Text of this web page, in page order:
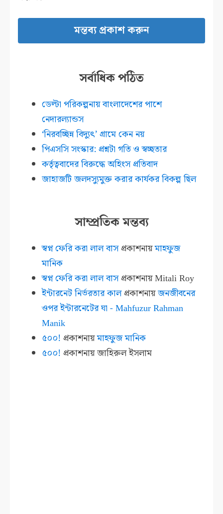
সর্বাধিক পঠিত
ডেল্টা পরিকল্পনায় বাংলাদেশের পাশে
নেদারল্যান্ডস
‘নিরবচ্ছিন্ন বিদ্যুৎ’ গ্রামে কেন নয়
পিএসসি সংস্কার: প্রশ্নটা গতি ও স্বচ্ছতার
কর্তৃত্ববাদের বিরুদ্ধে অহিংস প্রতিবাদ
জাহাজটি জলদস্যুমুক্ত করার কার্যকর বিকল্প ছিল
সাম্প্রতিক মন্তব্য
স্বপ্ন ফেরি করা লাল বাসপ্রকাশনায়মাহফুজ
মানিক
স্বপ্ন ফেরি করা লাল বাসপ্রকাশনায়Mitali Roy
ইন্টারনেট নির্ভরতার কালপ্রকাশনায়জনজীবনের
ওপর ইন্টারনেটের ঘা - Mahfuzur Rahman
Manik
৫০০! প্রকাশনায়মাহফুজ মানিক
৫০০! প্রকাশনায়জাহিরুল ইসলাম